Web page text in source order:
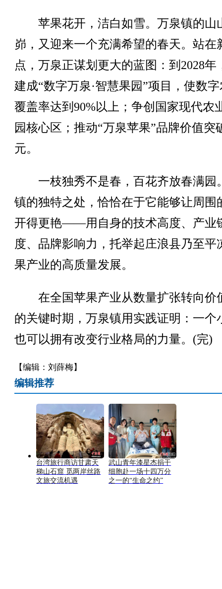
苹果花开，洁白如雪。万泉镇的山
峁，又迎来一个充满希望的春天。站在
点，万泉正谋划更大的蓝图：到2028年
建成“数字万泉·智慧果园”项目，使数
覆盖率达到90%以上；争创国家现代农
园核心区；推动“万泉苹果”品牌价值突
元。
一枝独秀不是春，百花齐放春满园
镇的独特之处，恰恰在于它能够让周围
开得更艳——用自身的技术高度、产业
度、品牌影响力，托举起庄浪县乃至平
果产业的高质量发展。
在全国苹果产业从数量扩张转向价
的关键时期，万泉镇用实践证明：一个
也可以拥有改变行业格局的力量。(完)
【编辑：刘薛梅】
编辑推荐
台湾旅行商访甘肃天
梯山石窟 觅两岸丝路
文旅交流机遇
武山青年漆星杰捐干
细胞赴一场十四万分
之一的“生命之约”